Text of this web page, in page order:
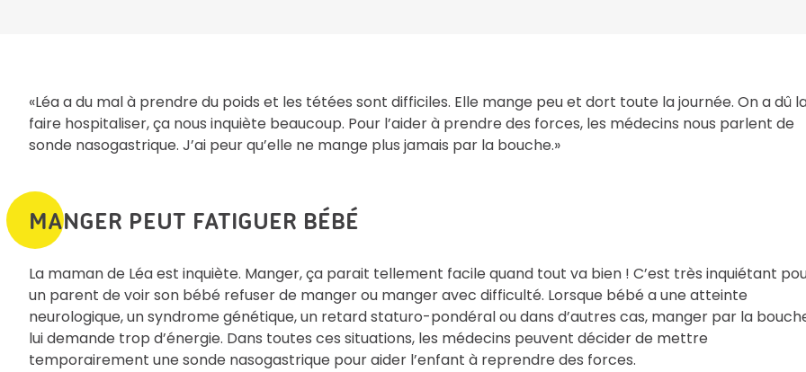
«Léa a du mal à prendre du poids et les tétées sont difficiles. Elle mange peu et dort toute la journée. On a dû
faire hospitaliser, ça nous inquiète beaucoup. Pour l’aider à prendre des forces, les médecins nous parlent de
sonde nasogastrique. J’ai peur qu’elle ne mange plus jamais par la bouche.»
MANGER PEUT FATIGUER BÉBÉ
La maman de Léa est inquiète. Manger, ça parait tellement facile quand tout va bien ! C’est très inquiétant
un parent de voir son bébé refuser de manger ou manger avec difficulté. Lorsque bébé a une atteinte
neurologique, un syndrome génétique, un retard staturo-pondéral ou dans d’autres cas, manger par la
lui demande trop d’énergie. Dans toutes ces situations, les médecins peuvent décider de mettre
temporairement une sonde nasogastrique pour aider l’enfant à reprendre des forces.